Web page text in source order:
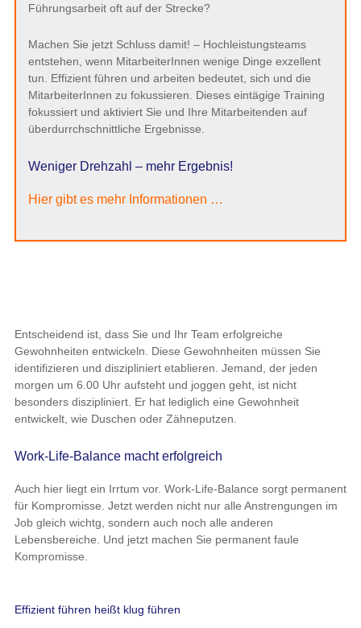
Führungsarbeit oft auf der Strecke?
Machen Sie jetzt Schluss damit! – Hochleistungsteams
entstehen, wenn MitarbeiterInnen wenige Dinge exzellent
tun. Effizient führen und arbeiten bedeutet, sich und die
MitarbeiterInnen zu fokussieren. Dieses eintägige Training
fokussiert und aktiviert Sie und Ihre Mitarbeitenden auf
überdurrchschnittliche Ergebnisse.
Weniger Drehzahl – mehr Ergebnis!
Hier gibt es mehr Informationen …
Entscheidend ist, dass Sie und Ihr Team erfolgreiche
Gewohnheiten entwickeln. Diese Gewohnheiten müssen Sie
identifizieren und diszipliniert etablieren. Jemand, der jeden
morgen um 6.00 Uhr aufsteht und joggen geht, ist nicht
besonders diszipliniert. Er hat lediglich eine Gewohnheit
entwickelt, wie Duschen oder Zähneputzen.
Work-Life-Balance macht erfolgreich
Auch hier liegt ein Irrtum vor. Work-Life-Balance sorgt permanent
für Kompromisse. Jetzt werden nicht nur alle Anstrengungen im
Job gleich wichtg, sondern auch noch alle anderen
Lebensbereiche. Und jetzt machen Sie permanent faule
Kompromisse.
Effizient führen heißt klug führen